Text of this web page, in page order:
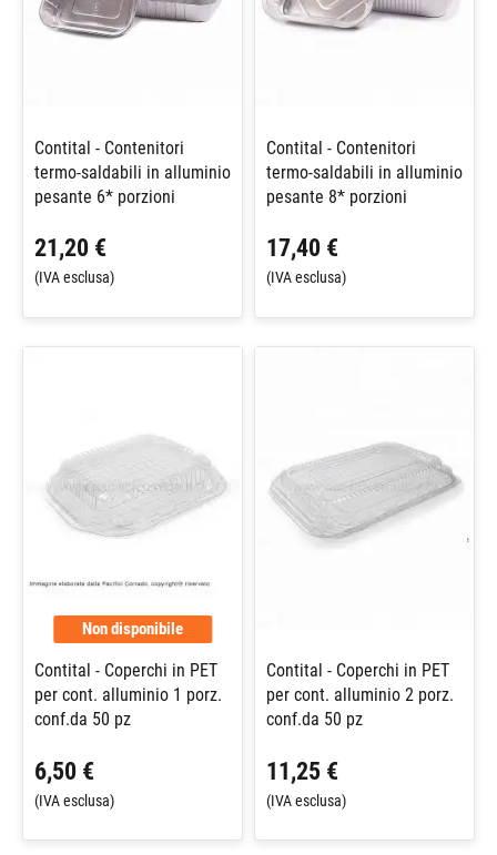
Contital - Contenitori
termo-saldabili in alluminio
pesante 6* porzioni
21,20 €
(IVA esclusa)
Contital - Contenitori
termo-saldabili in alluminio
pesante 8* porzioni
17,40 €
(IVA esclusa)
Non disponibile
Contital - Coperchi in PET
per cont. alluminio 1 porz.
conf.da 50 pz
6,50 €
(IVA esclusa)
Contital - Coperchi in PET
per cont. alluminio 2 porz.
conf.da 50 pz
11,25 €
(IVA esclusa)